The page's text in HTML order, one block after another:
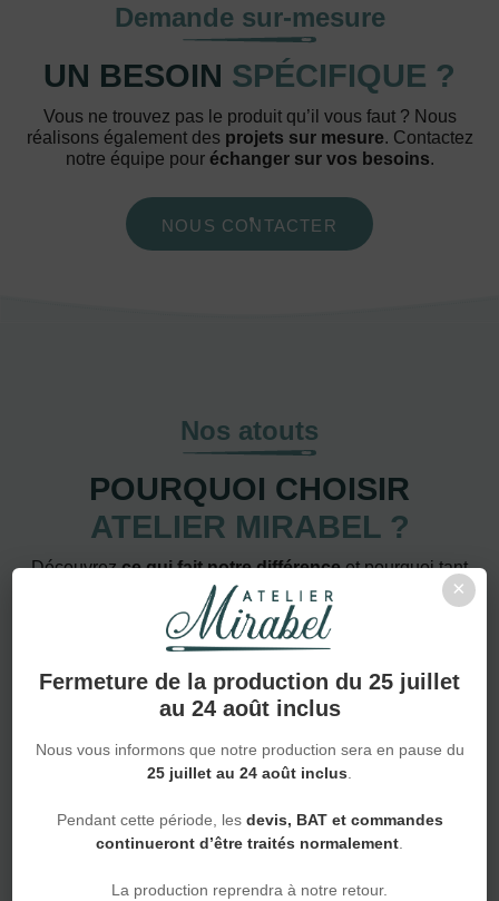
×
Fermeture de la production du 25 juillet
au 24 août inclus
Nous vous informons que notre production sera en pause du
25 juillet au 24 août inclus.
Pendant cette période, les devis, BAT et commandes
continueront d’être traités normalement.
La production reprendra à notre retour.
Demande sur-mesure
UN BESOIN SPÉCIFIQUE ?
Vous ne trouvez pas le produit qu’il vous faut ? Nous
réalisons également des projets sur mesure. Contactez
notre équipe pour échanger sur vos besoins.
NOUS CONTACTER
Nos atouts
POURQUOI CHOISIR
ATELIER MIRABEL ?
Découvrezce qui fait notre différenceet pourquoi tant
de clients nous font confiance pour leurs
personnalisés
De la pièce unique à la grande série